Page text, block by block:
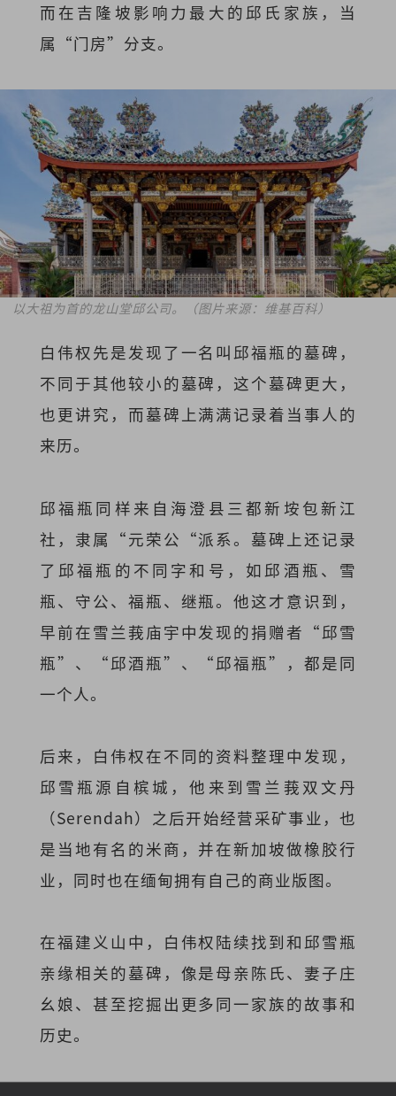
而在吉隆坡影响力最大的邱氏家族，当
属“门房”分支。
以大祖为首的龙山堂邱公司。（图片来源：维基百科）
白伟权先是发现了一名叫邱福瓶的墓碑，
不同于其他较小的墓碑，这个墓碑更大，
也更讲究，而墓碑上满满记录着当事人的
来历。
邱福瓶同样来自海澄县三都新垵包新江
社，隶属“元荣公“派系。墓碑上还记录
了邱福瓶的不同字和号，如邱酒瓶、雪
瓶、守公、福瓶、继瓶。他这才意识到，
早前在雪兰莪庙宇中发现的捐赠者“邱雪
瓶”、“邱酒瓶”、“邱福瓶”，都是同
一个人。
后来，白伟权在不同的资料整理中发现，
邱雪瓶源自槟城，他来到雪兰莪双文丹
（Serendah）之后开始经营采矿事业，也
是当地有名的米商，并在新加坡做橡胶行
业，同时也在缅甸拥有自己的商业版图。
在福建义山中，白伟权陆续找到和邱雪瓶
亲缘相关的墓碑，像是母亲陈氏、妻子庄
幺娘、甚至挖掘出更多同一家族的故事和
历史。